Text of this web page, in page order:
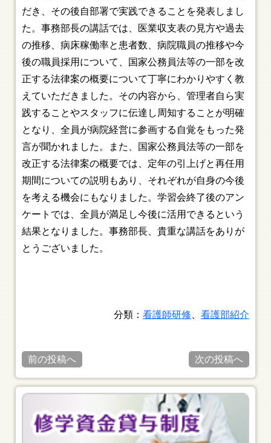
だき、その後自部署で実践できることを発表しまし
た。事務部長の講話では、医業収支表の見方や過去
の推移、病床稼働率と患者数、病院職員の推移や今
後の職員採用について、国家公務員法等の一部を改
正する法律案の概要について丁寧にわかりやすく教
えていただきました。その内容から、管理者自ら実
践することやスタッフに伝達し周知することが明確
となり、全員が病院経営に参画する自覚をもった発
言が聞かれました。また、国家公務員法等の一部を
改正する法律案の概要では、定年の引上げと再任用
期間についての説明もあり、それぞれが自身の今後
を考える機会にもなりました。学習会終了後のアン
ケートでは、全員が満足し今後に活用できるという
結果となりました。事務部長、貴重な講話をありが
とうございました。
分類： 看護師研修 看護部紹介
前の投稿へ 次の投稿へ